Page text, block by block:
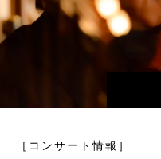
［コンサート情報］